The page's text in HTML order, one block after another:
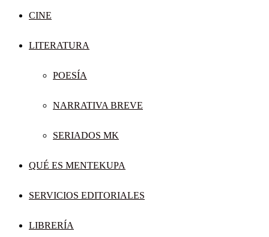
CINE
LITERATURA
POESÍA
NARRATIVA BREVE
SERIADOS MK
QUÉ ES MENTEKUPA
SERVICIOS EDITORIALES
LIBRERÍA